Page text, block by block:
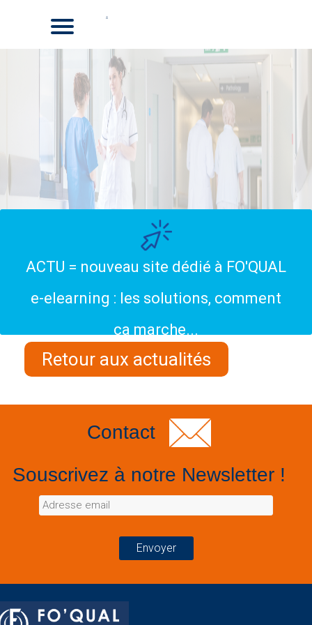
ACTU = nouveau site dédié à FO'QUAL
e-elearning : les solutions, comment
ça marche...
Retour aux actualités
Contact
Souscrivez à notre Newsletter !